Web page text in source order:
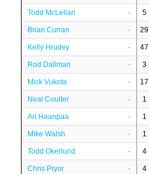
Todd McLellan - 5
Brian Curran - 29
Kelly Hrudey - 47
Rod Dallman - 3
Mick Vukota - 17
Neal Coulter - 1
Ari Haanpaa - 1
Mike Walsh - 1
Todd Okerlund - 4
Chris Pryor - 4